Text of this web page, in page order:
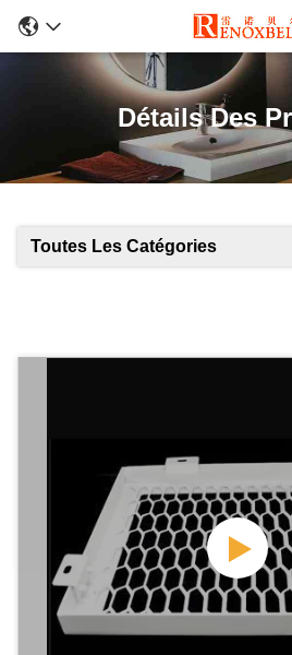
Détails Des
Toutes Les Catégories